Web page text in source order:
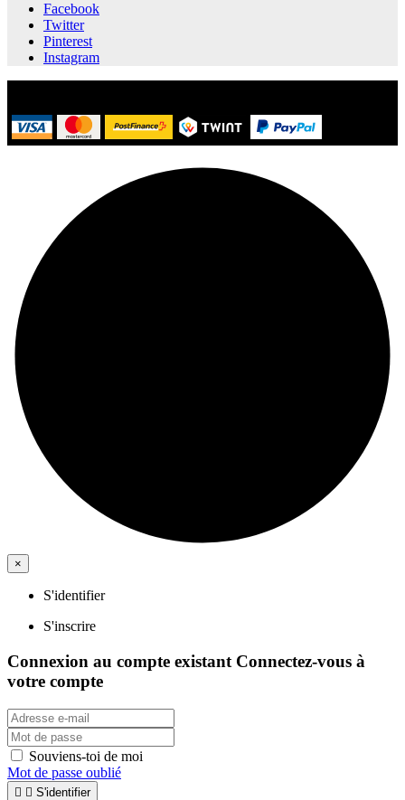
Facebook
Twitter
Pinterest
Instagram
×
S'identifier
S'inscrire
Connexion au compte existant Connectez-vous à
votre compte
Souviens-toi de moi
Mot de passe oublié
  S'identifier